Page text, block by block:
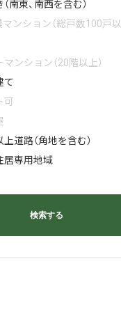
南東、南西を含む）
マンション（総戸数100戸以
マンション（20階以上）
て
可
道路（角地を含む）
居専用地域